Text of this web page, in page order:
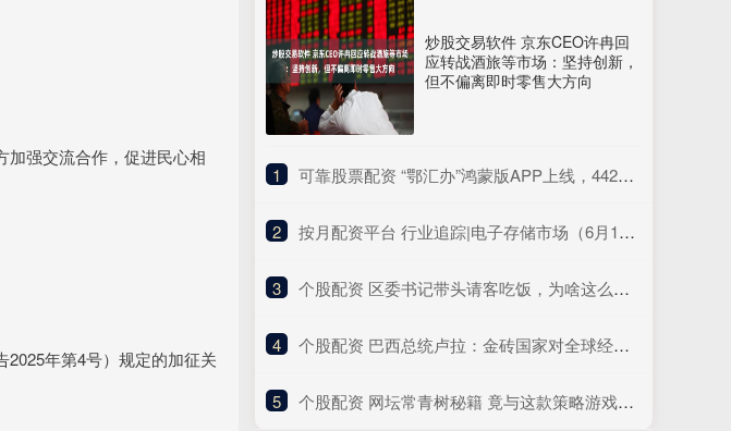
加强交流合作，促进民心相
年第4号）规定的加征关
炒股交易软件 京东CEO许冉回
应转战酒旅等市场：坚持创新，
但不偏离即时零售大方向
1 ​可靠股票配资 “鄂汇办”鸿蒙版APP上线，442个便民服务应用完成适配改造
2 ​按月配资平台 行业追踪|电子存储市场（6月16日-6月22日）：DDR4/16Gb价格环比大幅上涨
3 ​个股配资 区委书记带头请客吃饭，为啥这么多人关注？| 锋面评论
4 ​个股配资 巴西总统卢拉：金砖国家对全球经济发展及多边主义体系贡献巨大
5 ​个股配资 网坛常青树秘籍 竟与这款策略游戏不谋而合_三国_玩家_天下